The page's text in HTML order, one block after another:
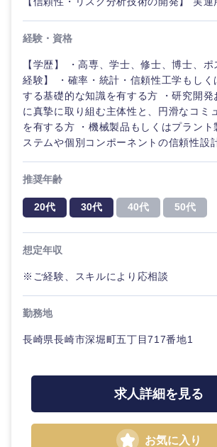
経験・資格
【学歴】 ・高専、学士、修士、博士、ポ
経験】 ・確率・統計・信頼性工学もしく
する基礎的な知識を有する方 ・研究開発
に真摯に取り組む主体性と、円滑なコミ
を有する方 ・機械製品もしくはプラント
ステムや個別コンポーネントの信頼性設
推奨年齢
20代 30代 40代 50代
想定年収
※ご経験、スキルにより応相談
勤務地
長崎県長崎市深堀町五丁目717番地1
求人詳細を見る
お気に入り